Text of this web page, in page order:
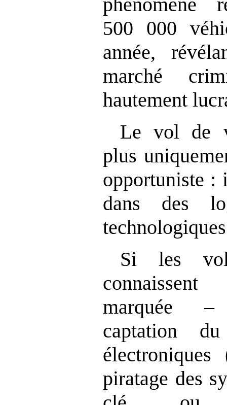
500 000
année,
marché
hautement
Le vol de
plus
opportuniste :
dans des
Si les
marquée
captation
piratage des